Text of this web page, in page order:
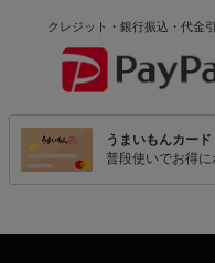
クレジット・銀行振込・代金
うまいもんカー
普段使いでお得に